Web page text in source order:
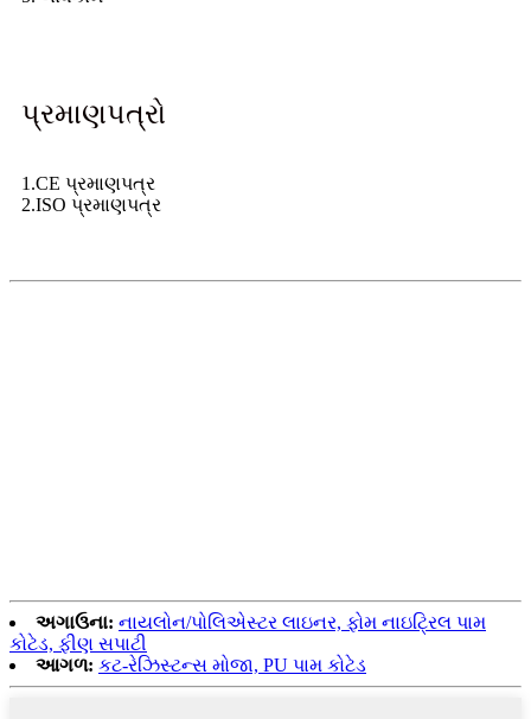
પ્રમાણપત્રો
1.CE પ્રમાણપત્ર
2.ISO પ્રમાણપત્ર
અગાઉના: નાયલોન/પોલિએસ્ટર લાઇનર, ફોમ નાઇટ્રિલ પામ
કોટેડ, ફીણ સપાટી
આગળ: કટ-રેઝિસ્ટન્સ મોજા, PU પામ કોટેડ